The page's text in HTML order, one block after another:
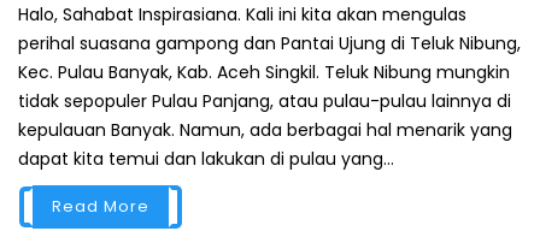
Halo, Sahabat Inspirasiana. Kali ini kita akan mengulas
perihal suasana gampong dan Pantai Ujung di Teluk Nibung,
Kec. Pulau Banyak, Kab. Aceh Singkil. Teluk Nibung mungkin
tidak sepopuler Pulau Panjang, atau pulau-pulau lainnya di
kepulauan Banyak. Namun, ada berbagai hal menarik yang
dapat kita temui dan lakukan di pulau yang...
Read More